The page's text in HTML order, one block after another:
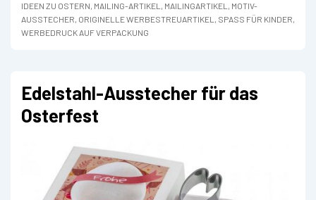
IDEEN ZU OSTERN, MAILING-ARTIKEL , MAILINGARTIKEL , MOTIV-
AUSSTECHER, ORIGINELLE WERBESTREUARTIKEL , SPASS FÜR KINDER
,
WERBEDRUCK AUF VERPACKUNG
Edelstahl-Ausstecher für das
Osterfest